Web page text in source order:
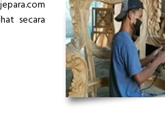
secara